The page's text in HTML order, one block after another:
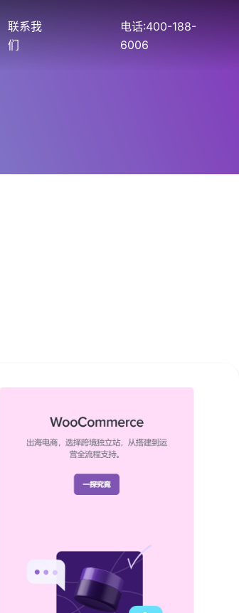
联系我
们
电话:400-188-
6006